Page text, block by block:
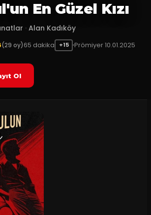
En Güzel Kızı
· Alan Kadıköy
(29 oy)65 dakika +15 Prömiyer10.01.2025
Ol